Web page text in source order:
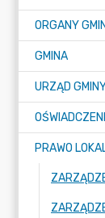
ORGANY
GMINA
URZĄD
PRAWO